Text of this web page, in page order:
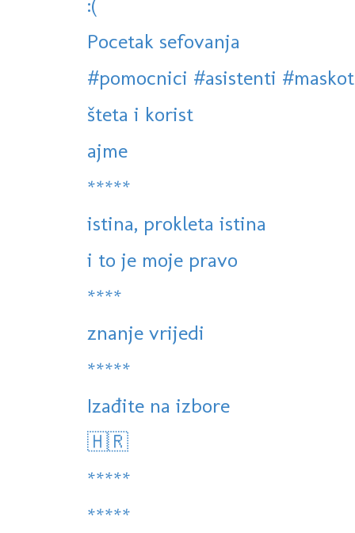
Pocetak sefovanja
#pomocnici #asistenti
šteta i korist
ajme
*****
istina, prokleta istina
i to je moje pravo
****
znanje vrijedi
*****
Izađite na izbore
🇭🇷
*****
*****